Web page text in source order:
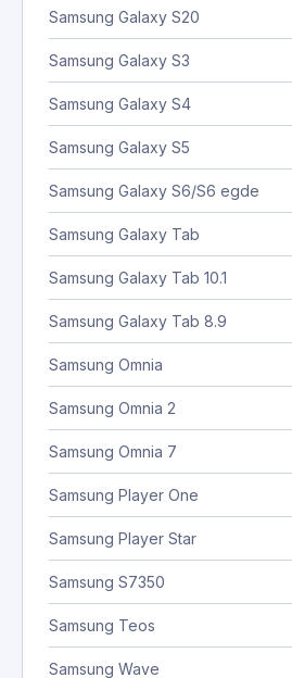
Samsung Galaxy S20
Samsung Galaxy S3
Samsung Galaxy S4
Samsung Galaxy S5
Samsung Galaxy S6/S6 egde
Samsung Galaxy Tab
Samsung Galaxy Tab 10.1
Samsung Galaxy Tab 8.9
Samsung Omnia
Samsung Omnia 2
Samsung Omnia 7
Samsung Player One
Samsung Player Star
Samsung S7350
Samsung Teos
Samsung Wave